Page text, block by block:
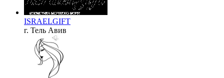
ISRAELGIFT
г. Тель Авив